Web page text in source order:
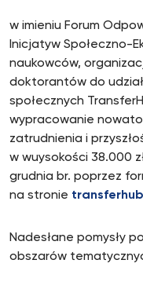
w imieniu Forum
Inicjatyw Społeczno-
naukowców,
doktorantów do
społecznych
wypracowanie
zatrudnienia i
w wuysokości 38.000
grudnia br. poprzez
na stronie
Nadesłane pomysły
obszarów